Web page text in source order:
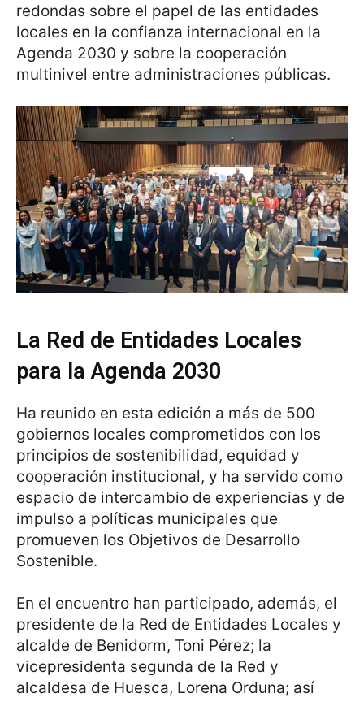
redondas sobre el papel de las entidades
locales en la confianza internacional en la
Agenda 2030 y sobre la cooperación
multinivel entre administraciones públicas.
La Red de Entidades Locales
para la Agenda 2030
Ha reunido en esta edición a más de 500
gobiernos locales comprometidos con los
principios de sostenibilidad, equidad y
cooperación institucional, y ha servido como
espacio de intercambio de experiencias y de
impulso a políticas municipales que
promueven los Objetivos de Desarrollo
Sostenible.
En el encuentro han participado, además, el
presidente de la Red de Entidades Locales y
alcalde de Benidorm, Toni Pérez; la
vicepresidenta segunda de la Red y
alcaldesa de Huesca, Lorena Orduna; así